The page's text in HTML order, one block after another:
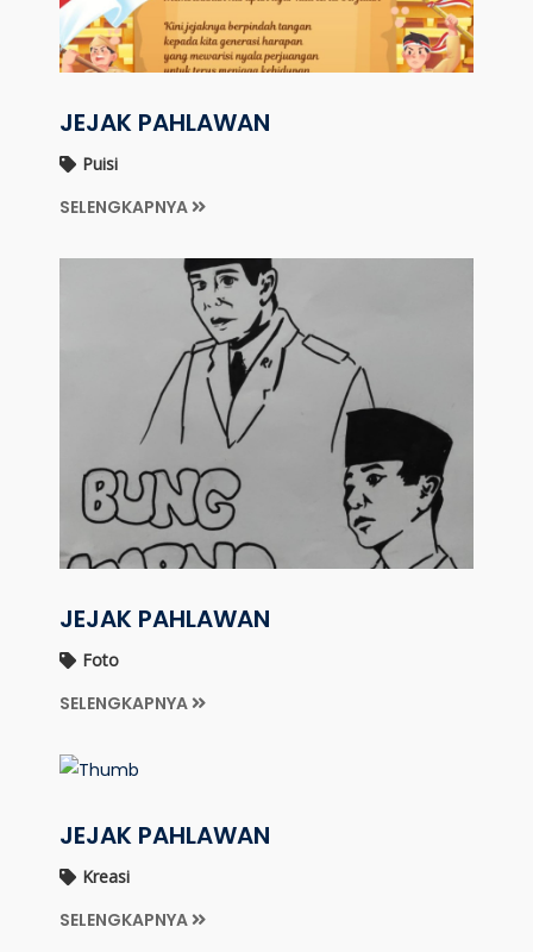
JEJAK PAHLAWAN
Puisi
SELENGKAPNYA
JEJAK PAHLAWAN
Foto
SELENGKAPNYA
JEJAK PAHLAWAN
Kreasi
SELENGKAPNYA